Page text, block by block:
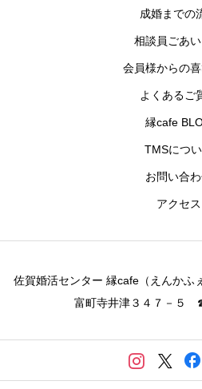
成婚までの
相談員ごあ
会員様からの
よくあるご
縁cafe
TMSにつ
お問い合
アクセス
佐賀婚活センター 縁cafe（えんか
富町寺井津３４７－５